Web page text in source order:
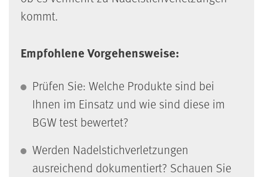
kommt.
Empfohlene Vorgehensweise:
Prüfen Sie: Welche Produkte sind bei
Ihnen im Einsatz und wie sind diese im
BGW test bewertet?
Werden Nadelstichverletzungen
ausreichend dokumentiert? Schauen Sie